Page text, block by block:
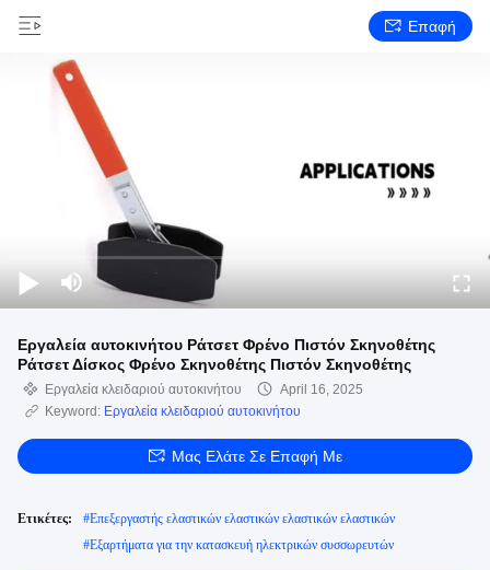
Επαφή
Εργαλεία αυτοκινήτου Ράτσετ Φρένο Πιστόν Σκηνοθέτης
Ράτσετ Δίσκος Φρένο Σκηνοθέτης Πιστόν Σκηνοθέτης
Εργαλεία κλειδαριού αυτοκινήτου
April 16, 2025
Keyword: Εργαλεία κλειδαριού αυτοκινήτου
Μας Ελάτε Σε Επαφή Με
Ετικέτες: #Επεξεργαστής ελαστικών ελαστικών ελαστικών ελαστικών
#Εξαρτήματα για την κατασκευή ηλεκτρικών συσσωρευτών